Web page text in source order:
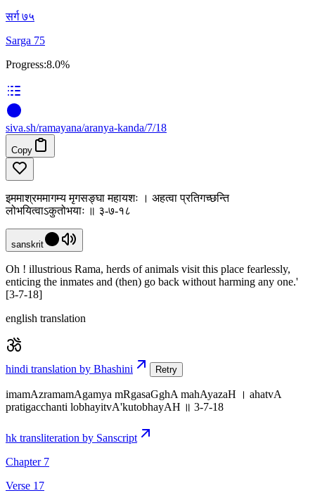
सर्ग ७५
Sarga 75
Progress:8.0%
siva.sh/ramayana/aranya-kanda/7/18
Copy
इममाश्रममागम्य मृगसङ्घा महायशः । अहत्वा प्रतिगच्छन्ति
लोभयित्वाऽकुतोभयाः ॥ ३-७-१८
sanskrit
Oh ! illustrious Rama, herds of animals visit this place fearlessly,
enticing the inmates and (then) go back without harming any one.'
[3-7-18]
english translation
hindi translation by Bhashini Retry
imamAzramamAgamya mRgasaGghA mahAyazaH । ahatvA
pratigacchanti lobhayitvA'kutobhayAH ॥ 3-7-18
hk transliteration by Sanscript
Chapter 7
Verse 17